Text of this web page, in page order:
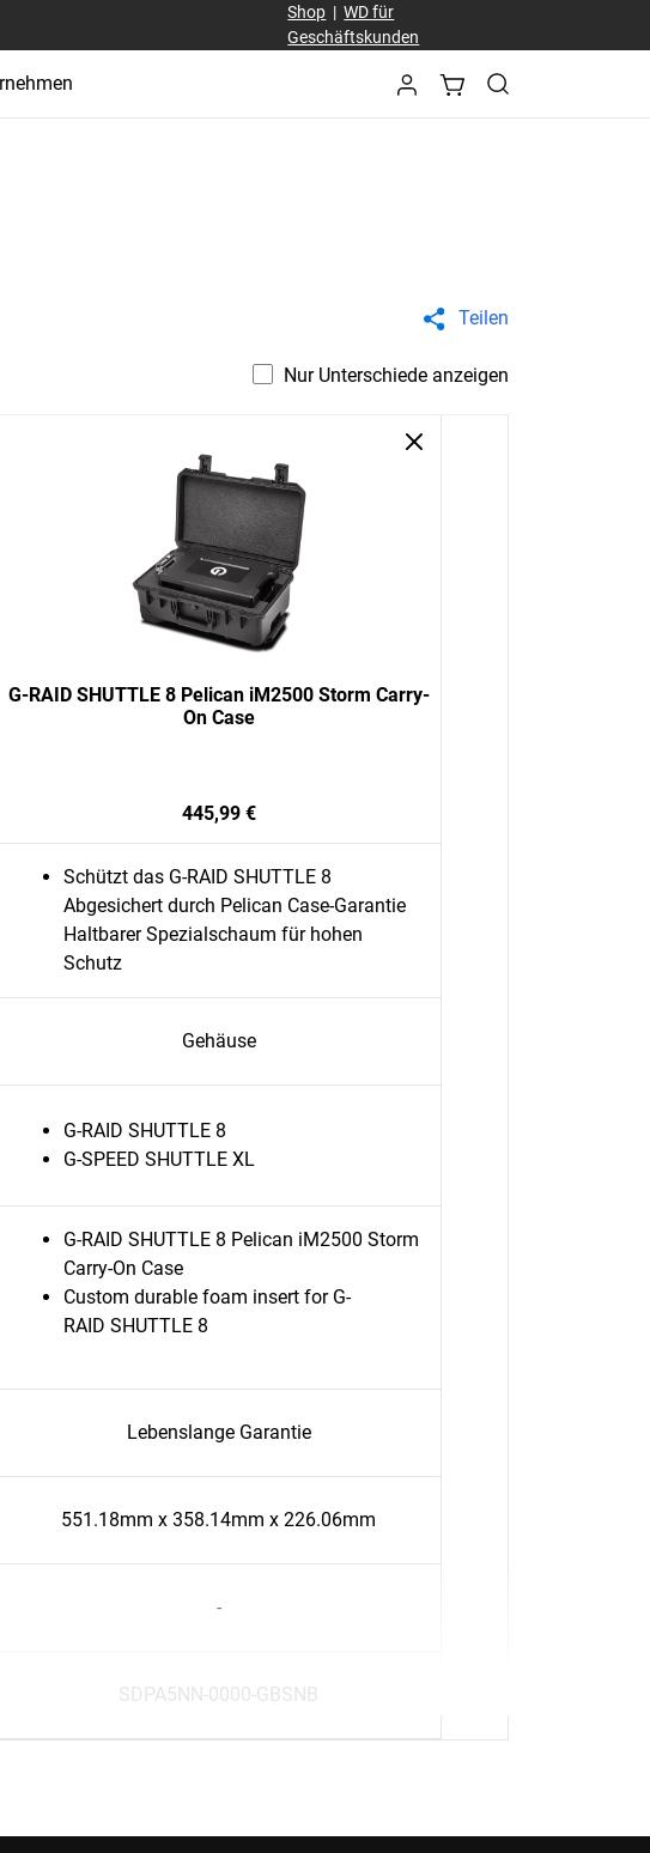
Shop |WD für
Geschäftskunden
Teilen
Nur Unterschiede anzeigen
G-RAID SHUTTLE 8 Pelican iM2500 Storm Carry-
On Case
445,99 €
Schützt das G-RAID SHUTTLE 8
Abgesichert durch Pelican Case-Garantie
Haltbarer Spezialschaum für hohen
Schutz
Gehäuse
G-RAID SHUTTLE 8
G-SPEED SHUTTLE XL
G-RAID SHUTTLE 8 Pelican iM2500 Storm
Carry-On Case
Custom durable foam insert for G-
RAID SHUTTLE 8
Lebenslange Garantie
551.18mm x 358.14mm x 226.06mm
-
SDPA5NN-0000-GBSNB